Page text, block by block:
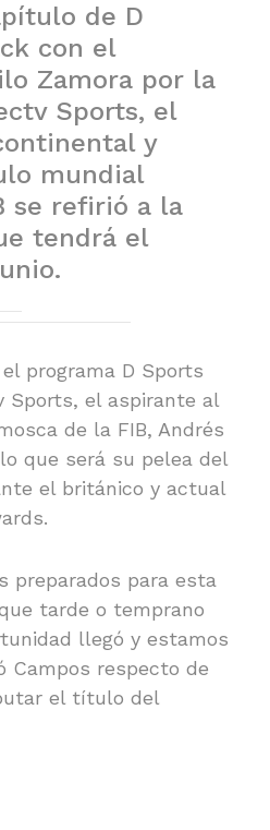
de D
con el
Zamora por la
Sports, el
y
mundial
se refirió a la
tendrá el
programa D Sports
Sports, el aspirante al
de la FIB, Andrés
que será su pelea del
el británico y actual
preparados para esta
tarde o temprano
llegó y estamos
Campos respecto de
el título del